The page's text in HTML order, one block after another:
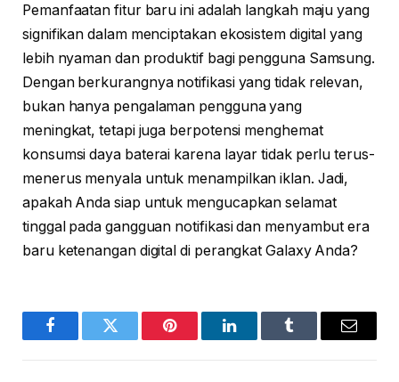
Pemanfaatan fitur baru ini adalah langkah maju yang
signifikan dalam menciptakan ekosistem digital yang
lebih nyaman dan produktif bagi pengguna Samsung.
Dengan berkurangnya notifikasi yang tidak relevan,
bukan hanya pengalaman pengguna yang
meningkat, tetapi juga berpotensi menghemat
konsumsi daya baterai karena layar tidak perlu terus-
menerus menyala untuk menampilkan iklan. Jadi,
apakah Anda siap untuk mengucapkan selamat
tinggal pada gangguan notifikasi dan menyambut era
baru ketenangan digital di perangkat Galaxy Anda?
FacebookTwitter Pinterest LinkedInTumblr Email